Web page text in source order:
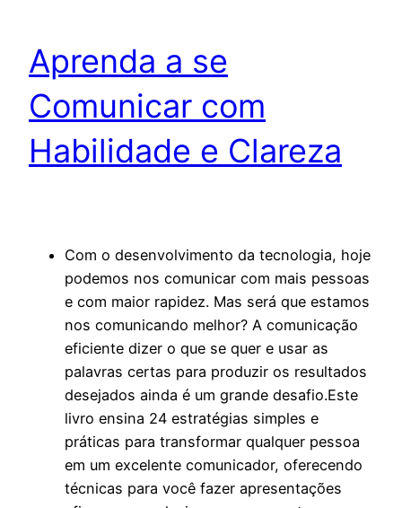
Aprenda a se
Comunicar com
Habilidade e Clareza
Com o desenvolvimento da tecnologia, hoje
podemos nos comunicar com mais pessoas
e com maior rapidez. Mas será que estamos
nos comunicando melhor? A comunicação
eficiente dizer o que se quer e usar as
palavras certas para produzir os resultados
desejados ainda é um grande desafio.Este
livro ensina 24 estratégias simples e
práticas para transformar qualquer pessoa
em um excelente comunicador, oferecendo
técnicas para você fazer apresentações